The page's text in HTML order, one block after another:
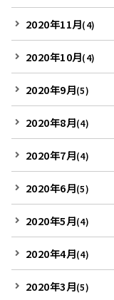
2020年11月(4)
2020年10月(4)
2020年9月(5)
2020年8月(4)
2020年7月(4)
2020年6月(5)
2020年5月(4)
2020年4月(4)
2020年3月(5)